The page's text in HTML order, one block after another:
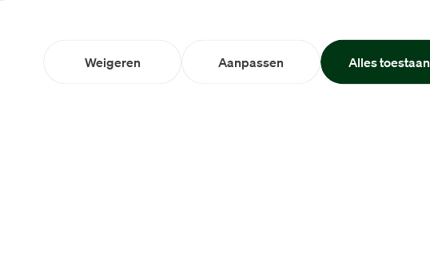
Weigeren Aanpassen Alles toestaan